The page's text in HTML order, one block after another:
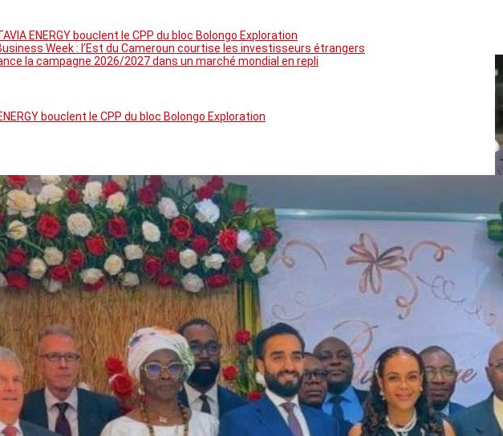
ENERGY bouclent le CPP du bloc Bolongo Exploration
Week : l’Est du Cameroun courtise les investisseurs étrangers
la campagne 2026/2027 dans un marché mondial en repli
bouclent le CPP du bloc Bolongo Exploration